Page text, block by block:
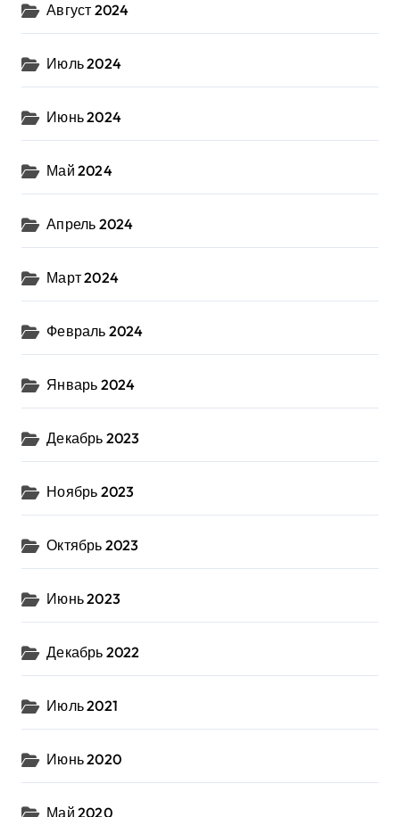
Август 2024
Июль 2024
Июнь 2024
Май 2024
Апрель 2024
Март 2024
Февраль 2024
Январь 2024
Декабрь 2023
Ноябрь 2023
Октябрь 2023
Июнь 2023
Декабрь 2022
Июль 2021
Июнь 2020
Май 2020